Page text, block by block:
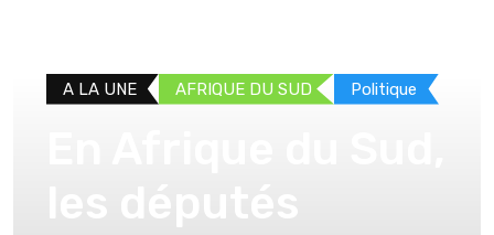
A LA UNE AFRIQUE DU SUD Politique